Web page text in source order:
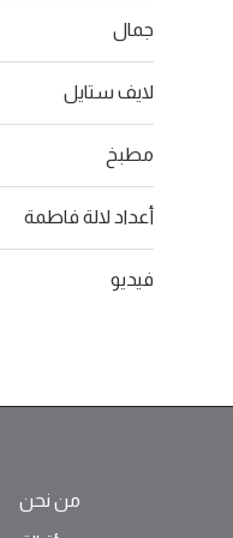
جمال
لايف ستايل
مطبخ
أعداد لالة فاطمة
فيديو
من نحن